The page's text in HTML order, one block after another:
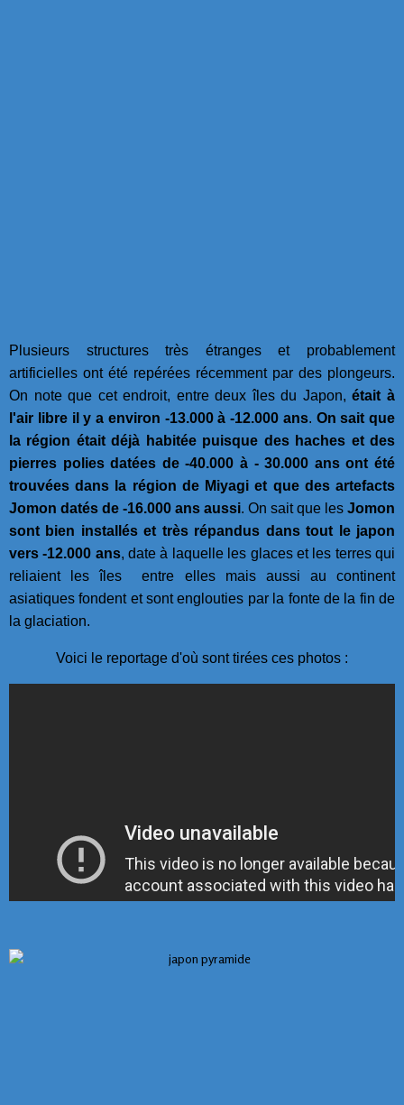
Plusieurs structures très étranges et probablement
artificielles ont été repérées récemment par des plongeurs.
On note que cet endroit, entre deux îles du Japon,était à
l'air libre il y a environ -13.000 à -12.000 ans. On sait que
la région était déjà habitée puisque des haches et des
pierres polies datées de -40.000 à - 30.000 ans ont été
trouvées dans la région de Miyagi et que des artefacts
Jomon datés de -16.000 ans aussi. On sait que les Jomon
sont bien installés et très répandus dans tout le japon
vers -12.000 ans, date à laquelle les glaces et les terres qui
reliaient les îles entre elles mais aussi au continent
asiatiques fondent et sont englouties par la fonte de la fin de
la glaciation.
Voici le reportage d'où sont tirées ces photos :